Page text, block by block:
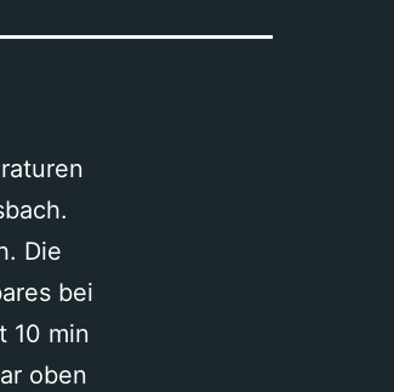
Die
bei
10 min
oben